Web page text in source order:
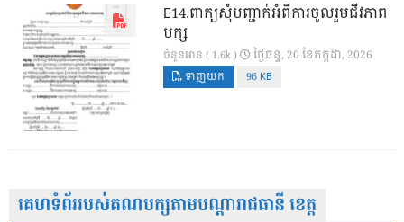
E14.ពាក្យសុំបញ្ជាក់អំពីការចូលរួមជីវភាព
បក្ស
ចំនួនអាន ( 1.6k ) ថ្ងៃ​ចន្ទ, 20 ខែ​កក្កដា, 2026
ទាញយក 96 KB
គេហទំព័ររបស់គណបក្សតាមបណ្តារាជធានី ខេត្ត